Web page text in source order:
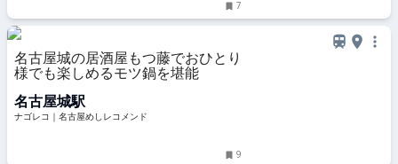
7
名古屋城の居酒屋もつ藤でおひとり
様でも楽しめるモツ鍋を堪能
名古屋城駅
ナゴレコ｜名古屋めしレコメンド
9